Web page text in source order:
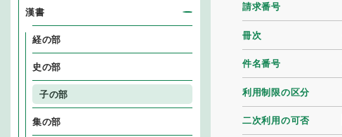
請求番号
冊次
件名番号
利用制限の区分
二次利用の可否
漢書
経の部
史の部
子の部
集の部